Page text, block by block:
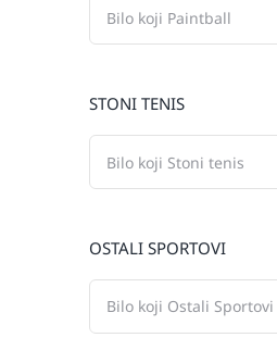
STONI TENIS
OSTALI SPORTOVI